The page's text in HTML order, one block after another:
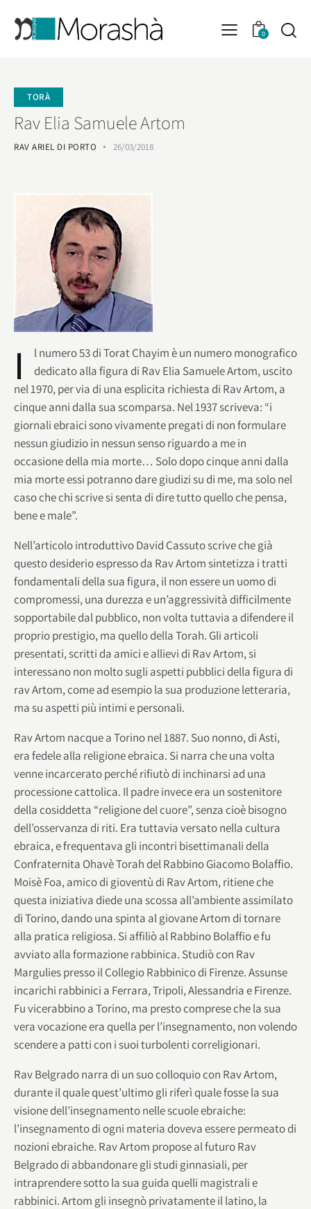
0
TORÀ
Rav Elia Samuele Artom
RAV ARIEL DI PORTO 26/03/2018
I
l numero 53 di Torat Chayim è un numero monografico
dedicato alla figura di Rav Elia Samuele Artom, uscito
nel 1970, per via di una esplicita richiesta di Rav Artom, a
cinque anni dalla sua scomparsa. Nel 1937 scriveva: “i
giornali ebraici sono vivamente pregati di non formulare
nessun giudizio in nessun senso riguardo a me in
occasione della mia morte… Solo dopo cinque anni dalla
mia morte essi potranno dare giudizi su di me, ma solo nel
caso che chi scrive si senta di dire tutto quello che pensa,
bene e male”.
Nell’articolo introduttivo David Cassuto scrive che già
questo desiderio espresso da Rav Artom sintetizza i tratti
fondamentali della sua figura, il non essere un uomo di
compromessi, una durezza e un’aggressività difficilmente
sopportabile dal pubblico, non volta tuttavia a difendere il
proprio prestigio, ma quello della Torah. Gli articoli
presentati, scritti da amici e allievi di Rav Artom, si
interessano non molto sugli aspetti pubblici della figura di
rav Artom, come ad esempio la sua produzione letteraria,
ma su aspetti più intimi e personali.
Rav Artom nacque a Torino nel 1887. Suo nonno, di Asti,
era fedele alla religione ebraica. Si narra che una volta
venne incarcerato perché rifiutò di inchinarsi ad una
processione cattolica. Il padre invece era un sostenitore
della cosiddetta “religione del cuore”, senza cioè bisogno
dell’osservanza di riti. Era tuttavia versato nella cultura
ebraica, e frequentava gli incontri bisettimanali della
Confraternita Ohavè Torah del Rabbino Giacomo Bolaffio.
Moisè Foa, amico di gioventù di Rav Artom, ritiene che
questa iniziativa diede una scossa all’ambiente assimilato
di Torino, dando una spinta al giovane Artom di tornare
alla pratica religiosa. Si affiliò al Rabbino Bolaffio e fu
avviato alla formazione rabbinica. Studiò con Rav
Margulies presso il Collegio Rabbinico di Firenze. Assunse
incarichi rabbinici a Ferrara, Tripoli, Alessandria e Firenze.
Fu vicerabbino a Torino, ma presto comprese che la sua
vera vocazione era quella per l’insegnamento, non volendo
scendere a patti con i suoi turbolenti correligionari.
Rav Belgrado narra di un suo colloquio con Rav Artom,
durante il quale quest’ultimo gli riferì quale fosse la sua
visione dell’insegnamento nelle scuole ebraiche:
l’insegnamento di ogni materia doveva essere permeato di
nozioni ebraiche. Rav Artom propose al futuro Rav
Belgrado di abbandonare gli studi ginnasiali, per
intraprendere sotto la sua guida quelli magistrali e
rabbinici. Artom gli insegnò privatamente il latino, la